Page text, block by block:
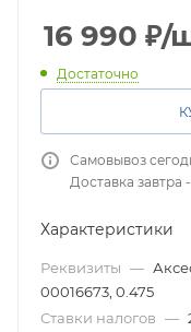
16 990 ₽/
Достаточно
Самовывоз
Доставка завтра
Характеристики
Реквизиты —
00016673, 0.475
Ставки налогов —